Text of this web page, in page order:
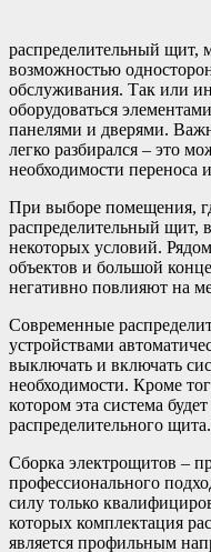
распределительный щит,
возможностью
обслуживания. Так или
оборудоваться
панелями и дверями.
легко разбирался – это
необходимости переноса
При выборе помещения,
распределительный щит,
некоторых условий.
объектов и большой
негативно повлияют на
Современные
устройствами
выключать и включать
необходимости. Кроме
котором эта система
распределительного щита.
Сборка электрощитов –
профессионального
силу только
которых комплектация
является профильным